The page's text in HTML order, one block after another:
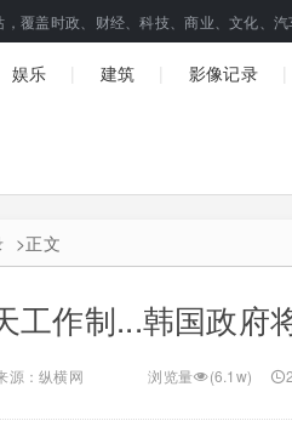
覆盖时政、财经、科技、商业、文化、汽
娱乐 建筑 影像记录
>正文
工作制...韩国政府
源：纵横网 浏览量 (6.1w)